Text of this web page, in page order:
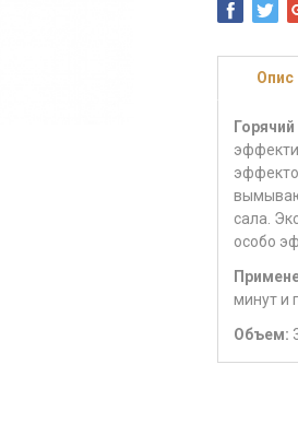
Опис
сала.
особо
минут и
Объем: